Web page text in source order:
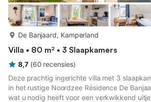
De Banjaard, Kamperland
Villa • 80 m² • 3 Slaapkamers
8,7 (60 recensies)
Deze prachtig ingerichte villa met 3
in het rustige Noordzee Résidence De
wat u nodig heeft voor een verkwikkend